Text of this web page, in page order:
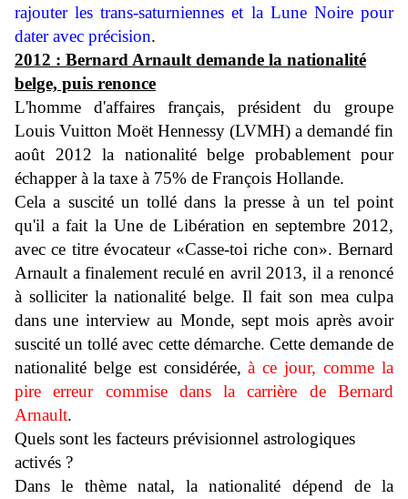
rajouter les trans-saturniennes et la Lune Noire pour
dater avec précision.
2012 : Bernard Arnault demande la nationalité
belge, puis renonce
L'homme d'affaires français, président du groupe
Louis Vuitton Moët Hennessy (LVMH) a demandé fin
août 2012 la nationalité belge probablement pour
échapper à la taxe à 75% de François Hollande.
Cela a suscité un tollé dans la presse à un tel point
qu'il a fait la Une de Libération en septembre 2012,
avec ce titre évocateur «Casse-toi riche con». Bernard
Arnault a finalement reculé en avril 2013, il a renoncé
à solliciter la nationalité belge. Il fait son mea culpa
dans une interview au Monde, sept mois après avoir
suscité un tollé avec cette démarche. Cette demande de
nationalité belge est considérée, à ce jour, comme la
pire erreur commise dans la carrière de Bernard
Arnault.
Quels sont les facteurs prévisionnel astrologiques
activés ?
Dans le thème natal, la nationalité dépend de la